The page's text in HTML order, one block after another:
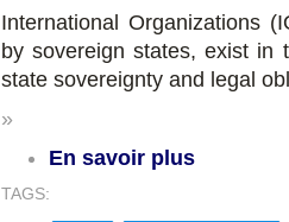
International Organizations
by sovereign states, exist in
state sovereignty and legal
»
En savoir plus
TAGS: